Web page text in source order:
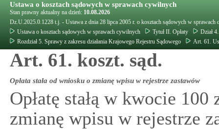
Ustawa o kosztach sądowych w sprawach cywilnych
Stan prawny aktualny na dzień: 10.08.2026
Dz.U.2025.0.1228 t.j. - Ustawa z dnia 28 lipca 2005 r. o kosztach sądowych w sprawach
Ustawa o kosztach sądowych w sprawach cywilnych
Tytuł II. Opłaty
Dział
Rozdział 5. Sprawy z zakresu działania Krajowego Rejestru Sądowego
Art. 61.
Art. 61. koszt. sąd.
Opłata stała od wniosku o zmianę wpisu w rejestrze zastawów
Opłatę stałą w kwocie
zmianę wpisu w rejestrze